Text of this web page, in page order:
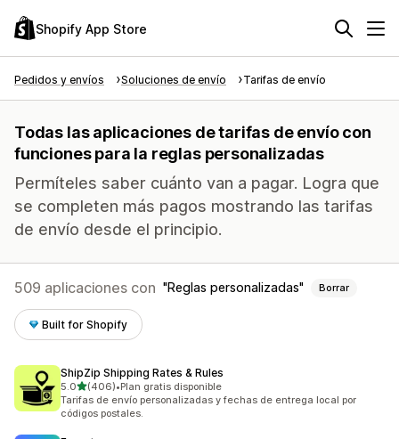
Shopify App Store
Pedidos y envíos Soluciones de envío Tarifas de envío
Todas las aplicaciones de tarifas de envío con
funciones para la reglas personalizadas
Permíteles saber cuánto van a pagar. Logra que
se completen más pagos mostrando las tarifas
de envío desde el principio.
509 aplicaciones con Reglas personalizadas Borrar
Built for Shopify
ShipZip Shipping Rates & Rules
5.0de 5 estrellas
(406)
406 reseñas en total
•Plan gratis disponible
Tarifas de envío personalizadas y fechas de entrega local por
códigos postales.